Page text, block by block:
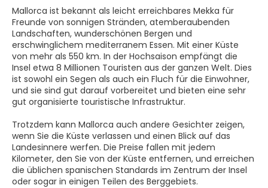
Mallorca ist bekannt als leicht erreichbares Mekka für
Freunde von sonnigen Stränden, atemberaubenden
Landschaften, wunderschönen Bergen und
erschwinglichem mediterranem Essen. Mit einer Küste
von mehr als 550 km. In der Hochsaison empfängt die
Insel etwa 8 Millionen Touristen aus der ganzen Welt. Dies
ist sowohl ein Segen als auch ein Fluch für die Einwohner,
und sie sind gut darauf vorbereitet und bieten eine sehr
gut organisierte touristische Infrastruktur.
Trotzdem kann Mallorca auch andere Gesichter zeigen,
wenn Sie die Küste verlassen und einen Blick auf das
Landesinnere werfen. Die Preise fallen mit jedem
Kilometer, den Sie von der Küste entfernen, und erreichen
die üblichen spanischen Standards im Zentrum der Insel
oder sogar in einigen Teilen des Berggebiets.